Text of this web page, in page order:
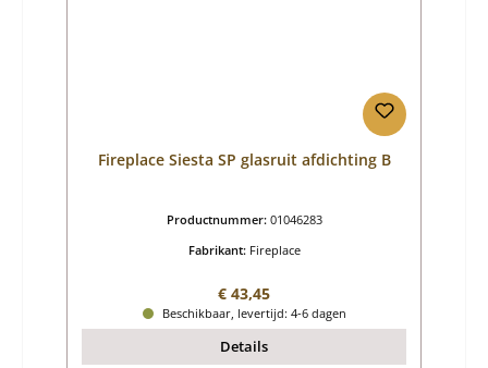
Fireplace Siesta SP glasruit afdichting B
Productnummer: 01046283
Fabrikant: Fireplace
Normale prijs:
€ 43,45
Beschikbaar, levertijd: 4-6 dagen
Details